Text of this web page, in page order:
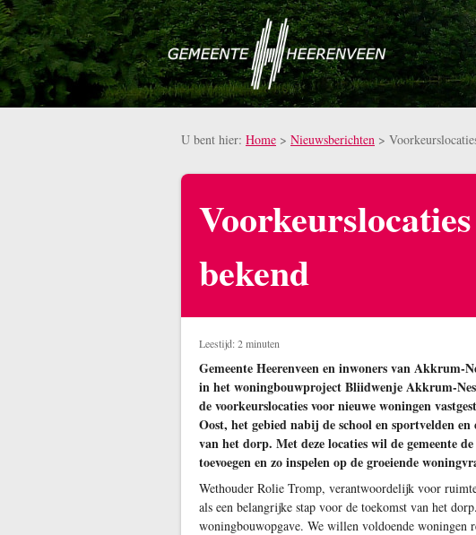
Naar hoofdinhoud
U bent hier: Home > Nieuwsberichten >
bekend
Leestijd: 2 minuten
Gemeente Heerenveen en inwoners van Akkrum-
in het woningbouwproject Bliidwenje Akkrum-
de voorkeurslocaties voor nieuwe woningen
Oost, het gebied nabij de school en sportvelden
van het dorp. Met deze locaties wil de gemeente
toevoegen en zo inspelen op de groeiende
Wethouder Rolie Tromp, verantwoordelijk voor
als een belangrijke stap voor de toekomst van het
woningbouwopgave. We willen voldoende woningen